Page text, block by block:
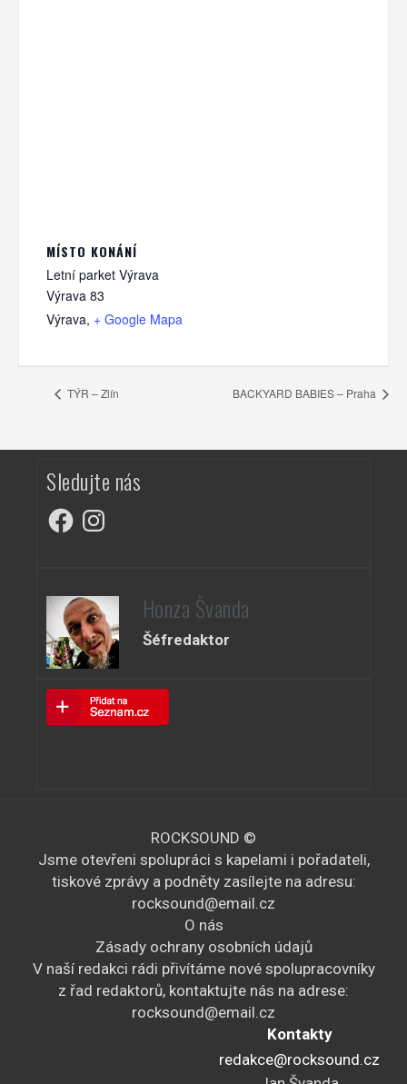
MÍSTO KONÁNÍ
Letní parket Výrava
Výrava 83
Výrava, + Google Mapa
TÝR – Zlín BACKYARD BABIES – Praha
Sledujte nás
FacebookInstagram
Honza Švanda
Šéfredaktor
ROCKSOUND ©
Jsme otevřeni spolupráci s kapelami i pořadateli,
tiskové zprávy a podněty zasílejte na adresu:
rocksound@email.cz
O nás
Zásady ochrany osobních údajů
V naší redakci rádi přivítáme nové spolupracovníky
z řad redaktorů, kontaktujte nás na adrese:
rocksound@email.cz
Kontakty
redakce@rocksound.cz